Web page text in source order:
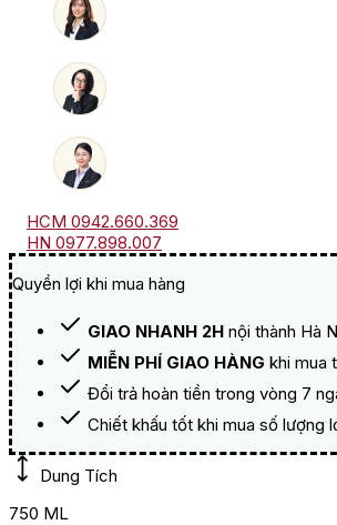
HCM 0942.660.369
HN 0977.898.007
Quyền lợi khi mua hàng
GIAO NHANH 2H nội thành Hà
MIỄN PHÍ GIAO HÀNG khi mua
Đổi trả hoàn tiền trong vòng 7
Chiết khấu tốt khi mua số lượng
Dung Tích
750 ML